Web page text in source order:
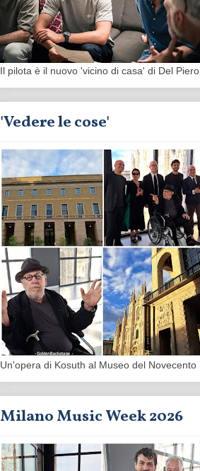
Il pilota è il nuovo 'vicino di casa' di Del Piero
'Vedere le cose'
Un'opera di Kosuth al Museo del Novecento
Milano Music Week 2026